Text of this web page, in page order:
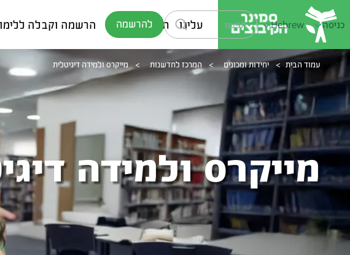
עלינו תוכניות לימוד הרשמה וקבלה כניסה Hebrew להרשמה
עמוד הבית > יחידות ומכונים > המרכז לחדשנות > מייקרס ולמידה דיגיטלית
מייקרס ולמידה